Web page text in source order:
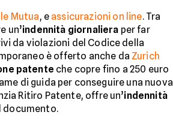
Mutua, e assicurazioni on line. Tra
un’indennità giornaliera per far
da violazioni del Codice della
è offerto anche da Zurich
patente che copre fino a 250 euro
di guida per conseguire una nuova
Ritiro Patente, offre un’indennità
documento.